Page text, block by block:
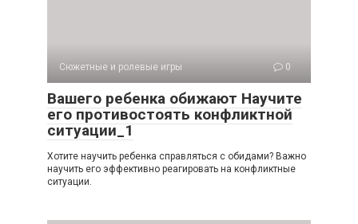
Сюжетные и ролевые игры 0
Вашего ребенка обижают Научите
его противостоять конфликтной
ситуации_1
Хотите научить ребенка справляться с обидами? Важно
научить его эффективно реагировать на конфликтные
ситуации.